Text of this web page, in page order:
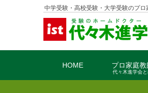
中学受験・高校受験・大学受験のプ
HOME プロ家庭教
代々木進学会と